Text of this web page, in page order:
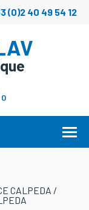
(0)2 40 49 54 12
0
CALPEDA /